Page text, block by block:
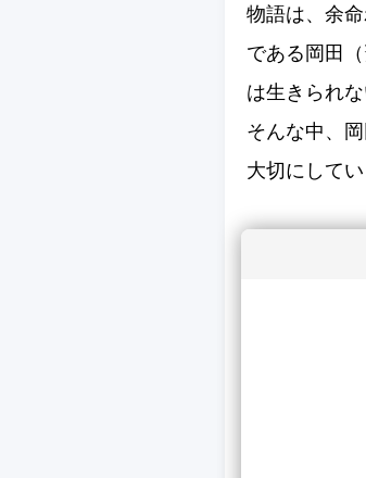
物語は、余
である岡田
は生きられ
そんな中、
大切にしてい